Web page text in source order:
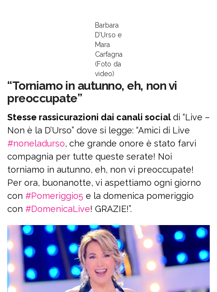
Barbara
D’Urso e
Mara
Carfagna
(Foto da
video)
“Torniamo in autunno, eh, non vi
preoccupate”
Stesse rassicurazioni dai canali socialdi “Live –
Non è la D’Urso” dove si legge: “Amici di Live
#noneladurso, che grande onore è stato farvi
compagnia per tutte queste serate! Noi
torniamo in autunno, eh, non vi preoccupate!
Per ora, buonanotte, vi aspettiamo ogni giorno
con #Pomeriggio5 e la domenica pomeriggio
con #DomenicaLive! GRAZIE!”.